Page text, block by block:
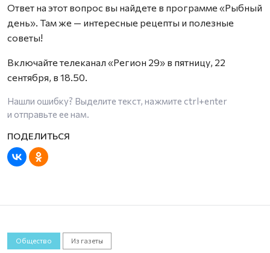
Ответ на этот вопрос вы найдете в программе «Рыбный
день». Там же — интересные рецепты и полезные
советы!
Включайте телеканал «Регион 29» в пятницу, 22
сентября, в 18.50.
Нашли ошибку? Выделите текст, нажмите ctrl+enter
и отправьте ее нам.
Общество Из газеты